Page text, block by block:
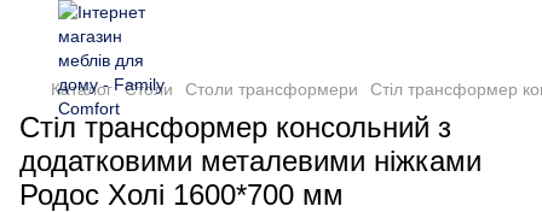
Каталог Столи Столи трансформери Стіл трансформер
Стіл трансформер консольний з
додатковими металевими ніжками
Родос Холі 1600*700 мм